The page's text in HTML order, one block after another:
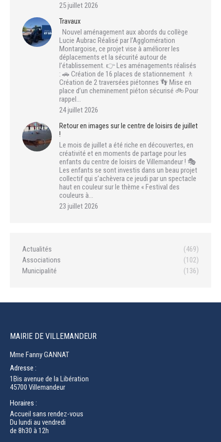
25 juillet 2026
Travaux
Nouvel aménagement aux abords du collège
Lucie Aubrac Réalisé par l’Agglomération
Montargoise, ce projet vise à améliorer les
déplacements et la sécurité autour de
l’établissement. 👉 Les aménagements réalisés
: 🚗 Création de 16 places de stationnement 🚶
Création de 2 traversées piétonnes 👣 Mise en
place d’un cheminement piéton sécurisé 🚲 Pour
rappel…
24 juillet 2026
Retour en images sur le centre de loisirs de juillet
!
Le mois de juillet a été riche en découvertes, en
créativité et en moments de partage pour les
enfants du centre de loisirs de Villemandeur ! 🎭
Les enfants se sont investis dans un beau projet
collectif qui s’achèvera ce jeudi par un spectacle
haut en couleur sur le thème « Festival des
couleurs à…
23 juillet 2026
Actualités
(469)
Associations
(102)
Municipalité
(136)
MAIRIE DE VILLEMANDEUR
Mme Fanny GANNAT
Adresse :
1Bis avenue de la Libération
45700 Villemandeur
Horaires :
Accueil sans rendez-vous
Du lundi au vendredi
de 8h30 à 12h